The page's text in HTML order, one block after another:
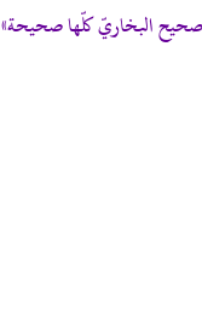
البخاريّ كلّها صحيحة»